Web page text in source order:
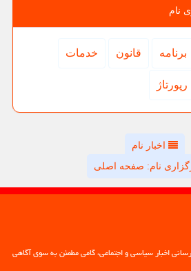
نام
برنامه قانون خدمات
رپورتاژ
اخبار نام
نام: صفحه اصلی